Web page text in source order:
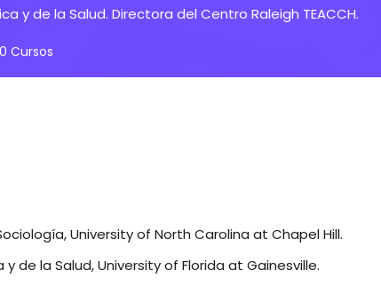
y de la Salud. Directora del Centro Raleigh TEACCH.
0 Cursos
University of North Carolina at Chapel Hill.
de la Salud, University of Florida at Gainesville.